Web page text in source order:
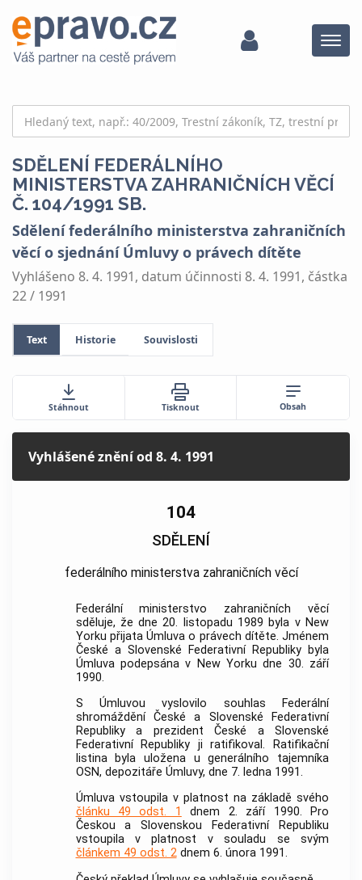
Menu
SDĚLENÍ FEDERÁLNÍHO
MINISTERSTVA ZAHRANIČNÍCH VĚCÍ
Č. 104/1991 SB.
Sdělení federálního ministerstva zahraničních
věcí o sjednání Úmluvy o právech dítěte
Vyhlášeno 8. 4. 1991, datum účinnosti 8. 4. 1991, částka
22 / 1991
Text Historie Souvislosti
Stáhnout Tisknout Obsah
Vyhlášené zněníod 8. 4. 1991
104
SDĚLENÍ
federálního ministerstva zahraničních věcí
Federální ministerstvo zahraničních věcí
sděluje, že dne 20. listopadu 1989 byla v New
Yorku přijata Úmluva o právech dítěte. Jménem
České a Slovenské Federativní Republiky byla
Úmluva podepsána v New Yorku dne 30. září
1990.
S Úmluvou vyslovilo souhlas Federální
shromáždění České a Slovenské Federativní
Republiky a prezident České a Slovenské
Federativní Republiky ji ratifikoval. Ratifikační
listina byla uložena u generálního tajemníka
OSN, depozitáře Úmluvy, dne 7. ledna 1991.
Úmluva vstoupila v platnost na základě svého
článku 49 odst. 1
dnem 2. září 1990. Pro
Českou a Slovenskou Federativní Republiku
vstoupila v platnost v souladu se svým
článkem 49 odst. 2dnem 6. února 1991.